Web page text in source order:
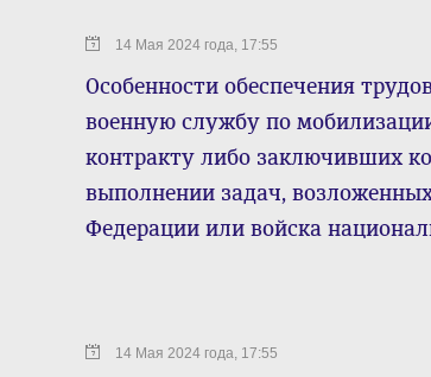
14 Мая 2024 года, 17:55
Особенности обеспечения
военную службу по
контракту либо заключивших
выполнении задач,
Федерации или войска
14 Мая 2024 года, 17:55